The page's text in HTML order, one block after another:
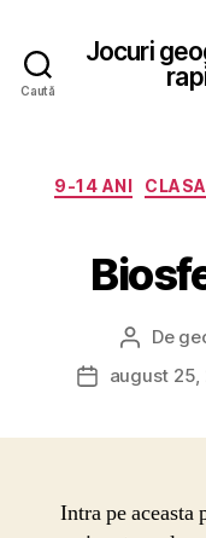
Caută
Jocuri
9-14 ANI
Autor
articol
De
Datăaugust 25,
Intra pe aceasta